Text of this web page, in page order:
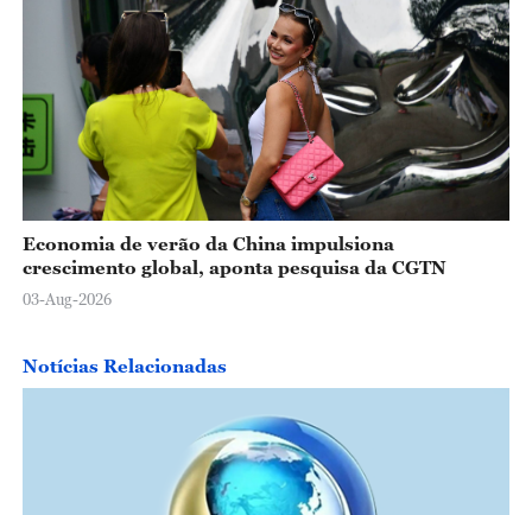
Economia de verão da China impulsiona
crescimento global, aponta pesquisa da CGTN
03-Aug-2026
Notícias Relacionadas